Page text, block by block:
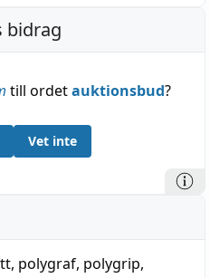
bidrag
till ordetauktionsbud?
Vet inte
, polygraf, polygrip,